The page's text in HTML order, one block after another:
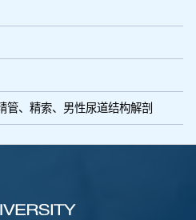
管、精索、男性尿道结构解剖